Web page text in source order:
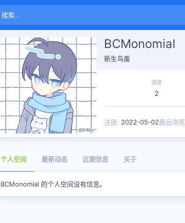
BCMonomial
新生鸟蛋
消息
2
注册 2022-05-02最后浏览
个人空间 最新动态 近期信息 关于
BCMonomial 的个人空间没有信息。